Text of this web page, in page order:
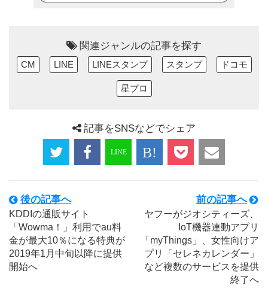
関連ジャンルの記事を探す
CM LINE LINEスタンプ スタンプ ドコモ
星プロ
記事をSNSなどでシェア
後の記事へ
KDDIの通販サイト
「Wowma！」利用でau料
金が最大10％になる特典が
2019年1月中旬以降に提供
開始へ
前の記事へ
ヤフーがジオシティーズ、
IoT機器連動アプリ
「myThings」、女性向けア
プリ「セレネカレンダー」
など複数のサービスを提供
終了へ